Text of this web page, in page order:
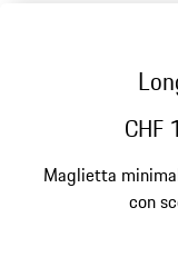
CHF
Maglietta
con